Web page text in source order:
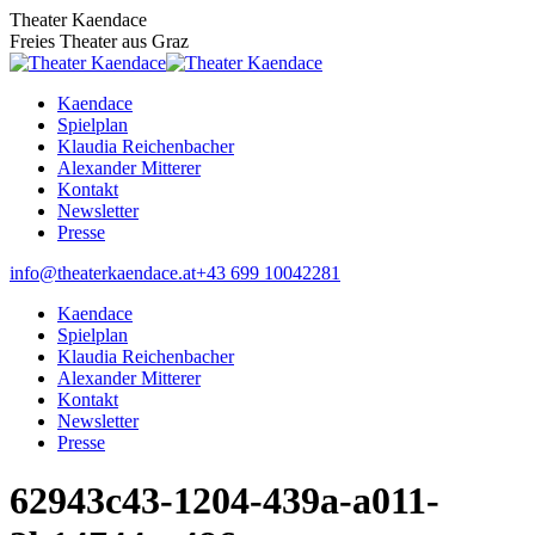
Zum
Inhalt
springen
Theater Kaendace
Freies Theater aus Graz
Kaendace
Spielplan
Klaudia Reichenbacher
Alexander Mitterer
Kontakt
Newsletter
Presse
Facebook
opens
new
window
info@theaterkaendace.at‭+43 699 10042281‬
Kaendace
Spielplan
Klaudia Reichenbacher
Alexander Mitterer
Kontakt
Newsletter
Presse
62943c43-1204-439a-a011-